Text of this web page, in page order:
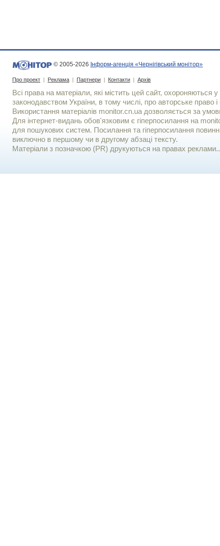
© 2005-2026 Інформ-агенція «Чернігівський монітор»
Про проект Реклама Партнери Контакти Архів
Всі права на матеріали, які містить цей сайт, охороняються у
законодавством України, в тому числі, про авторське право і
Використання матерiалiв monitor.cn.ua дозволяється за
Для iнтернет-видань обов'язковим є гiперпосилання на
для пошукових систем. Посилання та гіперпосилання
виключно в першому чи в другому абзаці тексту.
Матеріали з позначкою (PR) друкуються на правах реклами..